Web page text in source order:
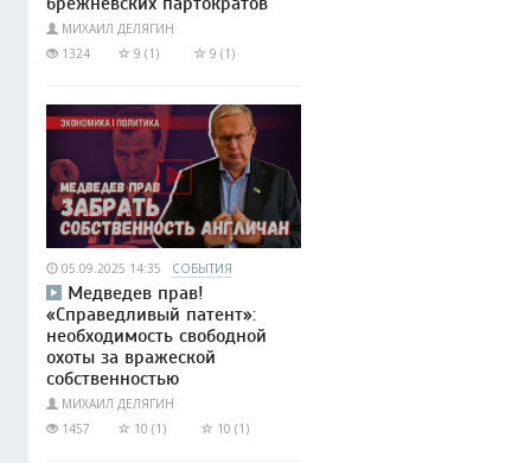
МИХАИЛ ДЕЛЯГИН
1324
9 (1) 9 (1)
05.09.2025 14:35 СОБЫТИЯ
Медведев прав!
«Справедливый патент»:
необходимость свободной
охоты за вражеской
собственностью
МИХАИЛ ДЕЛЯГИН
1457
10 (1) 10 (1)